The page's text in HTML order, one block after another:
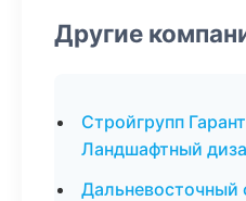
Другие
Стройгрупп
Ландшафтный
Дальневосточный